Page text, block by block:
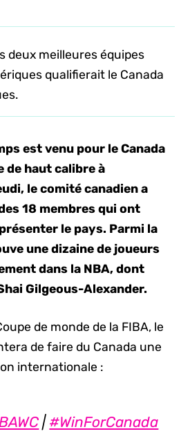
deux meilleures équipes
qualifierait le Canada
est venu pour le Canada
de haut calibre à
le comité canadien a
18 membres qui ont
le pays. Parmi la
une dizaine de joueurs
dans la NBA, dont
Gilgeous-Alexander.
de monde de la FIBA, le
de faire du Canada une
internationale :
| #WinForCanada